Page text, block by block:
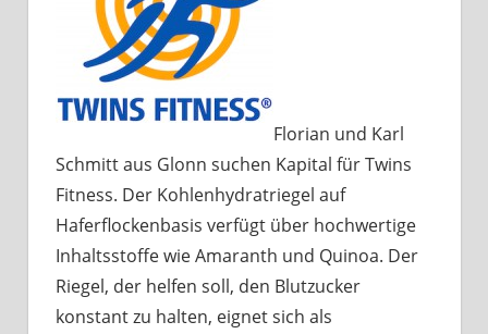
Florian und Karl
Schmitt aus Glonn suchen Kapital für Twins
Fitness. Der Kohlenhydratriegel auf
Haferflockenbasis verfügt über hochwertige
Inhaltsstoffe wie Amaranth und Quinoa. Der
Riegel, der helfen soll, den Blutzucker
konstant zu halten, eignet sich als